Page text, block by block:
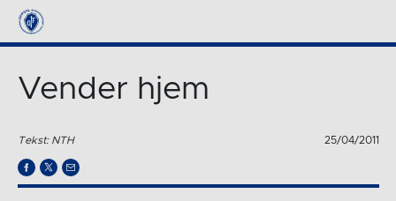
Vender hjem
Tekst: NTH 25/04/2011